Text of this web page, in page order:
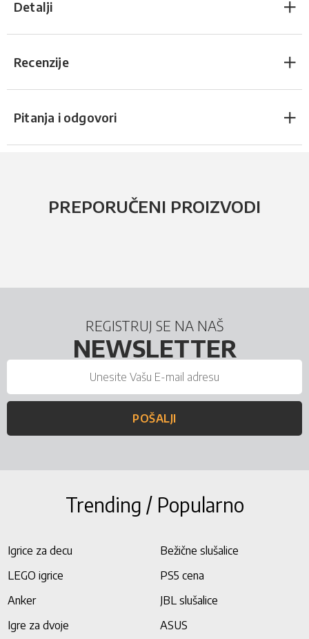
Detalji
Recenzije
Pitanja i odgovori
PREPORUČENI PROIZVODI
REGISTRUJ SE NA NAŠ
NEWSLETTER
POŠALJI
Trending / Popularno
Igrice za decu
Bežične slušalice
LEGO igrice
PS5 cena
Anker
JBL slušalice
Igre za dvoje
ASUS